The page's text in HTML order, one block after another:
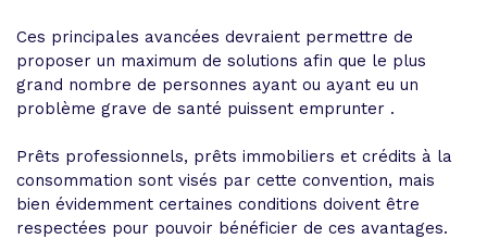
Ces principales avancées devraient permettre de
proposer un maximum de solutions afin que le plus
grand nombre de personnes ayant ou ayant eu un
problème grave de santé puissent emprunter .
Prêts professionnels, prêts immobiliers et crédits à la
consommation sont visés par cette convention, mais
bien évidemment certaines conditions doivent être
respectées pour pouvoir bénéficier de ces avantages.